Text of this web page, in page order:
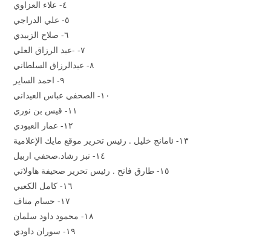
٤- علاء العزاوي
٥- علي الدراجي
٦- صلاح الزبيدي
٧- -عبد الرزاق العلي
٨- عبدالرزاق السلطاني
٩- احمد الساير
١٠- الصحفي عباس العيداني
١١- قيس بن نوري
١٢- عمار العبودي
١٣- ئامانج خليل . رئيس تحرير موقع مايك الإعلامية
١٥- طارق فاتح . رئيس تحرير صحيفة هاولاتي
١٨- محمود داود سلمان
١٩- سوران داودي